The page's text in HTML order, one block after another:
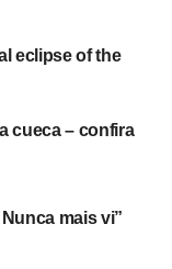
eclipse of the
cueca – confira
mais vi”